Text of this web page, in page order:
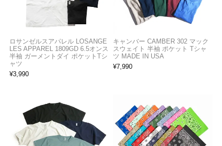
ロサンゼルスアパレル LOSANGE
LES APPAREL 1809GD 6.5オンス
半袖 ガーメントダイ ポケットTシ
ャツ
¥3,990
キャンバー CAMBER 302 マック
スウェイト 半袖 ポケット Tシャ
ツ MADE IN USA
¥7,990